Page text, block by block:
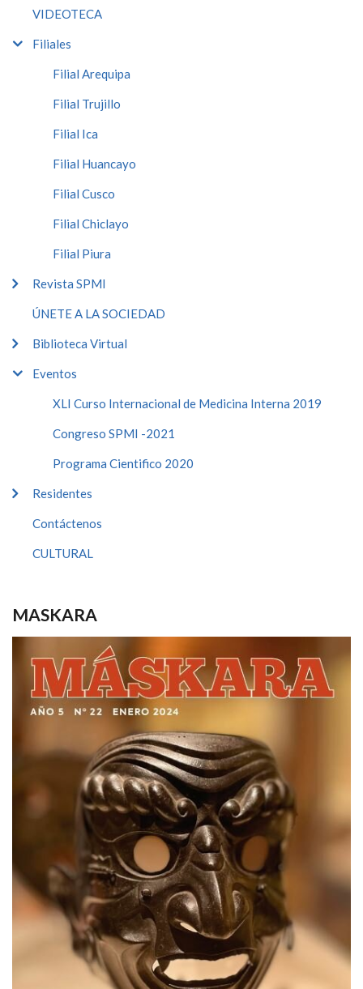
VIDEOTECA
Filiales
Filial Arequipa
Filial Trujillo
Filial Ica
Filial Huancayo
Filial Cusco
Filial Chiclayo
Filial Piura
Revista SPMI
ÚNETE A LA SOCIEDAD
Biblioteca Virtual
Eventos
XLI Curso Internacional de Medicina Interna 2019
Congreso SPMI -2021
Programa Cientifico 2020
Residentes
Contáctenos
CULTURAL
MASKARA